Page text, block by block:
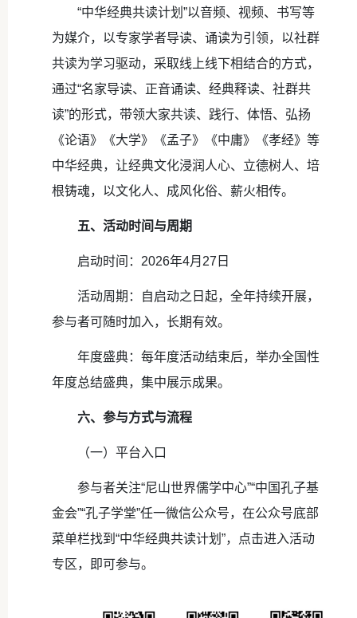
“中华经典共读计划”以音频、视频、书写等
为媒介，以专家学者导读、诵读为引领，以社群
共读为学习驱动，采取线上线下相结合的方式，
通过“名家导读、正音诵读、经典释读、社群共
读”的形式，带领大家共读、践行、体悟、弘扬
《论语》《大学》《孟子》《中庸》《孝经》等
中华经典，让经典文化浸润人心、立德树人、培
根铸魂，以文化人、成风化俗、薪火相传。
五、活动时间与周期
启动时间：2026年4月27日
活动周期：自启动之日起，全年持续开展，
参与者可随时加入，长期有效。
年度盛典：每年度活动结束后，举办全国性
年度总结盛典，集中展示成果。
六、参与方式与流程
（一）平台入口
参与者关注“尼山世界儒学中心”“中国孔子基
金会”“孔子学堂”任一微信公众号，在公众号底部
菜单栏找到“中华经典共读计划”，点击进入活动
专区，即可参与。